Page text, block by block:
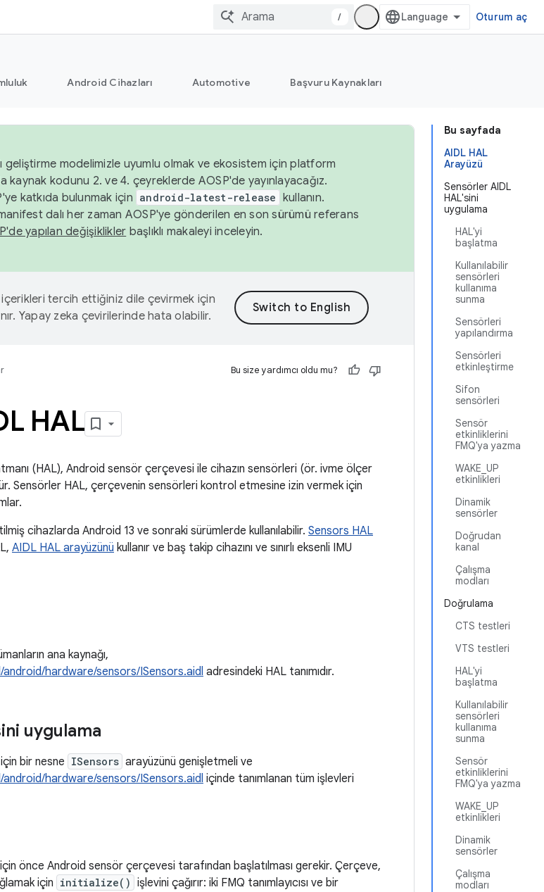
/ Oturum aç
Android Cihazları Automotive Başvuru Kaynakları
Bu sayfada
AIDL HAL
Arayüzü
Sensörler AIDL
HAL'sini
uygulama
HAL'yi
başlatma
Kullanılabilir
sensörleri
kullanıma
sunma
Sensörleri
yapılandırma
Sensörleri
etkinleştirme
Sifon
sensörleri
Sensör
etkinliklerini
FMQ'ya yazma
WAKE_UP
etkinlikleri
Dinamik
sensörler
Doğrudan
kanal
Çalışma
modları
Doğrulama
CTS testleri
VTS testleri
HAL'yi
başlatma
Kullanılabilir
sensörleri
kullanıma
sunma
Sensör
etkinliklerini
FMQ'ya yazma
WAKE_UP
etkinlikleri
Dinamik
sensörler
Çalışma
modları
geliştirme modelimizle uyumlu olmak ve ekosistem için platform
kaynak kodunu 2. ve 4. çeyreklerde AOSP'de yayınlayacağız.
katkıda bulunmak için android-latest-release kullanın.
dalı her zaman AOSP'ye gönderilen en son sürümü referans
yapılan değişiklikler başlıklı makaleyi inceleyin.
tercih ettiğiniz dile çevirmek için
Yapay zeka çevirilerinde hata olabilir.
Bu size yardımcı oldu mu?
HAL
(HAL), Android sensör çerçevesi ile cihazın sensörleri (ör. ivme ölçer
Sensörler HAL, çerçevenin sensörleri kontrol etmesine izin vermek için
cihazlarda Android 13 ve sonraki sürümlerde kullanılabilir. Sensors HAL
AIDL HAL arayüzünü kullanır ve baş takip cihazını ve sınırlı eksenli IMU
ana kaynağı,
hardware/sensors/ISensors.aidl adresindeki HAL tanımıdır.
uygulama
bir nesne ISensors arayüzünü genişletmeli ve
hardware/sensors/ISensors.aidl içinde tanımlanan tüm işlevleri
önce Android sensör çerçevesi tarafından başlatılması gerekir. Çerçeve,
için initialize() işlevini çağırır: iki FMQ tanımlayıcısı ve bir